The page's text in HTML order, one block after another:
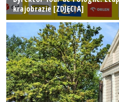
krajobrazie [ZDJĘCIA]